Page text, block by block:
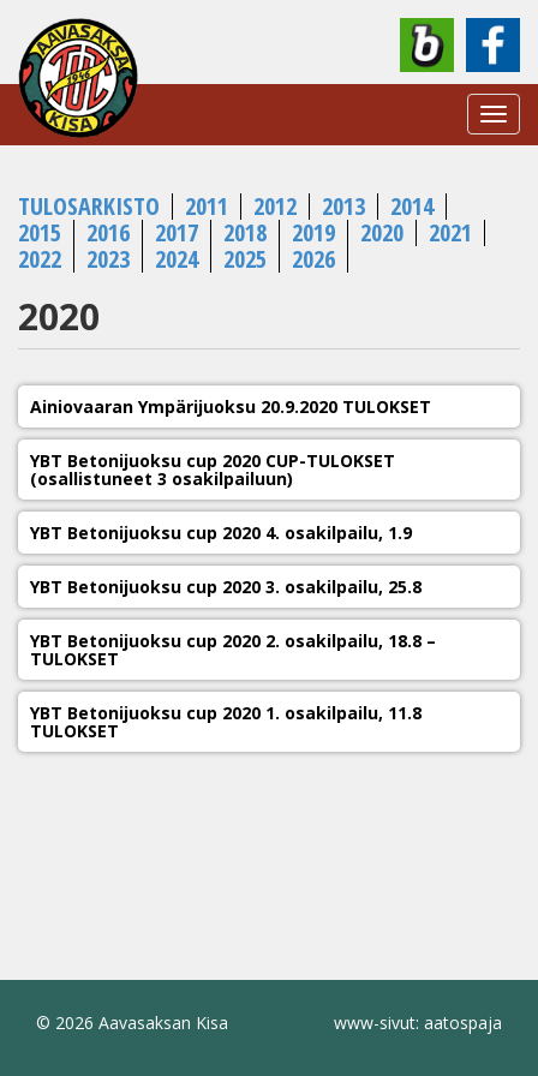
TULOSARKISTO
2011 2012 2013
2014
2015
2016 2017 2018 2019 2020
2021
2022
2023 2024 2025 2026
2020
Ainiovaaran Ympärijuoksu 20.9.2020 TULOKSET
YBT Betonijuoksu cup 2020 CUP-TULOKSET
(osallistuneet 3 osakilpailuun)
YBT Betonijuoksu cup 2020 4. osakilpailu, 1.9
YBT Betonijuoksu cup 2020 3. osakilpailu, 25.8
YBT Betonijuoksu cup 2020 2. osakilpailu, 18.8 –
TULOKSET
YBT Betonijuoksu cup 2020 1. osakilpailu, 11.8
TULOKSET
© 2026 Aavasaksan Kisa www-sivut: aatospaja